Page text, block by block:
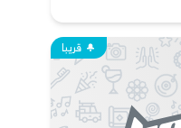
قريبا